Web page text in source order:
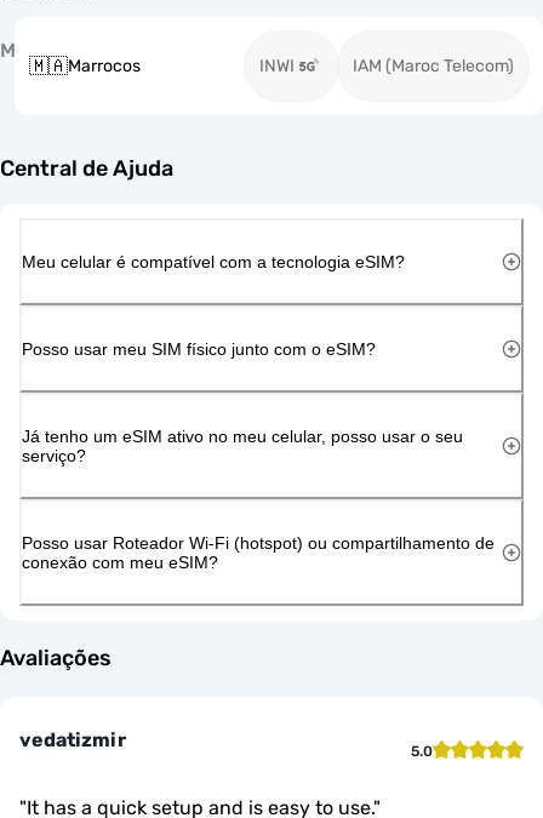
M
🇲🇦Marrocos INWI IAM (Maroc Telecom)
Central de Ajuda
Meu celular é compatível com a tecnologia eSIM?
Posso usar meu SIM físico junto com o eSIM?
Já tenho um eSIM ativo no meu celular, posso usar o seu
serviço?
Posso usar Roteador Wi-Fi (hotspot) ou compartilhamento de
conexão com meu eSIM?
Avaliações
vedatizmir 5.0
"It has a quick setup and is easy to use."